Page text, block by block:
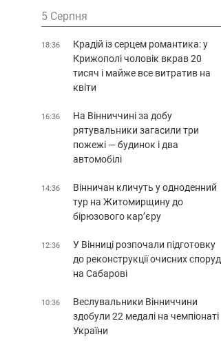
5 Серпня
18:36
Крадій із серцем романтика: у
Крижополі чоловік вкрав 20
тисяч і майже все витратив на
квіти
16:36
На Вінниччині за добу
рятувальники загасили три
пожежі — будинок і два
автомобілі
14:36
Вінничан кличуть у одноденний
тур на Житомирщину до
бірюзового кар’єру
12:36
У Вінниці розпочали підготовку
до реконструкції очисних споруд
на Сабарові
10:36
Веслувальники Вінниччини
здобули 22 медалі на чемпіонаті
України